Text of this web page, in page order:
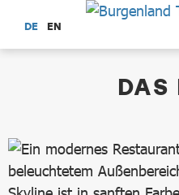
Zum Hauptinhalt springen
DE EN
DAS